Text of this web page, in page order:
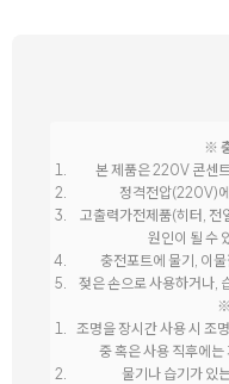
※
본 제품은 220V 콘센
정격전압(220V)
고출력가전제품(히터, 전
원인이 될 수
충전포트에 물기, 이
젖은 손으로 사용하거나,
※
조명을 장시간 사용 시 조
중 혹은 사용 직후에는
물기나 습기가 있